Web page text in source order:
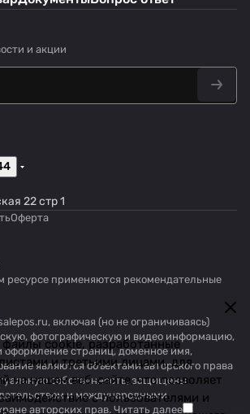
cookie, разработанные
и третьими лицами, для
на нашем веб-сайте, что позволяет
с пользователями и
и акции
22 стр 1
Оферта
ресурсе применяются рекомендательные
включая (но не ограничиваясь)
фотографическую и видео информацию,
оформление страниц, доменное имя,
являются объектами авторского права
собственность, защищены
и международными
авторских прав. Читать далее